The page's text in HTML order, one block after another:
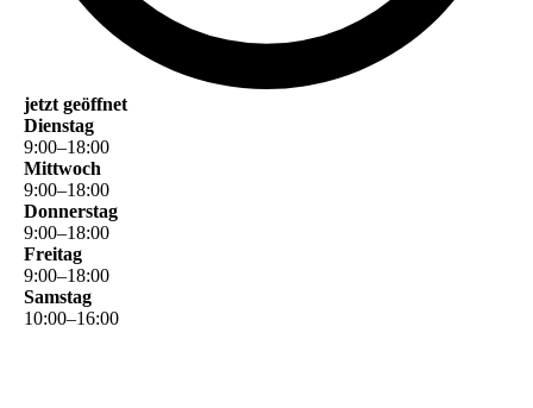
jetzt geöffnet
Dienstag
9:00–18:00
Mittwoch
9:00–18:00
Donnerstag
9:00–18:00
Freitag
9:00–18:00
Samstag
10:00–16:00